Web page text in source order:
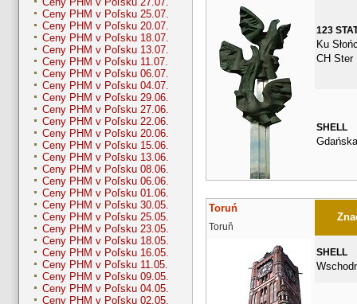
Ceny PHM v Poľsku 25.07.
Ceny PHM v Poľsku 20.07.
Ceny PHM v Poľsku 18.07.
Ceny PHM v Poľsku 13.07.
Ceny PHM v Poľsku 11.07.
Ceny PHM v Poľsku 06.07.
Ceny PHM v Poľsku 04.07.
Ceny PHM v Poľsku 29.06.
Ceny PHM v Poľsku 27.06.
Ceny PHM v Poľsku 22.06.
Ceny PHM v Poľsku 20.06.
Ceny PHM v Poľsku 15.06.
Ceny PHM v Poľsku 13.06.
Ceny PHM v Poľsku 08.06.
Ceny PHM v Poľsku 06.06.
Ceny PHM v Poľsku 01.06.
Ceny PHM v Poľsku 30.05.
Ceny PHM v Poľsku 25.05.
Ceny PHM v Poľsku 23.05.
Ceny PHM v Poľsku 18.05.
Ceny PHM v Poľsku 16.05.
Ceny PHM v Poľsku 11.05.
Ceny PHM v Poľsku 09.05.
Ceny PHM v Poľsku 04.05.
Ceny PHM v Poľsku 02.05.
123
Ku
CH Ster
SHELL
Toruń
Toruň
SHELL